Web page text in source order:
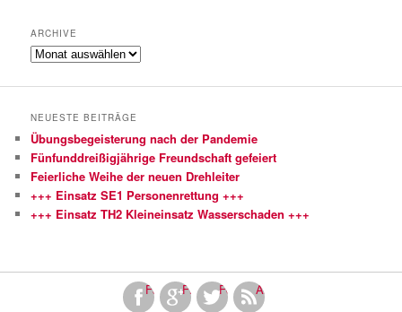
ARCHIVE
Archive
NEUESTE BEITRÄGE
Übungsbegeisterung nach der Pandemie
Fünfunddreißigjährige Freundschaft gefeiert
Feierliche Weihe der neuen Drehleiter
+++ Einsatz SE1 Personenrettung +++
+++ Einsatz TH2 Kleineinsatz Wasserschaden +++
FacebookFinde uns bei Google+
Folge uns bei Twitter!
Abonniere unseren RSS